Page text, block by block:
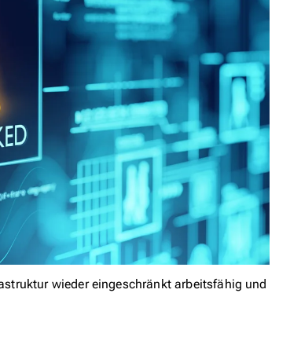
wieder eingeschränkt arbeitsfähig und